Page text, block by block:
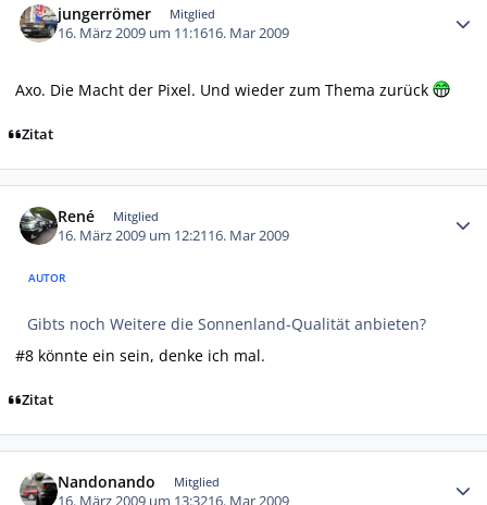
jungerrömer Mitglied
16. März 2009 um 11:1616. Mar 2009
Axo. Die Macht der Pixel. Und wieder zum Thema zurück
Zitat
René Mitglied
16. März 2009 um 12:2116. Mar 2009
AUTOR
Gibts noch Weitere die Sonnenland-Qualität anbieten?
#8 könnte ein sein, denke ich mal.
Zitat
Nandonando Mitglied
16. März 2009 um 13:3216. Mar 2009